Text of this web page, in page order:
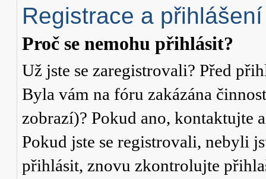
Registrace a přihlášení
Proč se nemohu přihlásit?
Už jste se zaregistrovali? Před
Byla vám na fóru zakázána
zobrazí)? Pokud ano, kontaktujte
Pokud jste se registrovali, nebyli
přihlásit, znovu zkontrolujte